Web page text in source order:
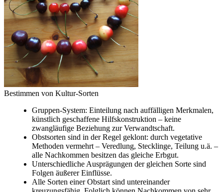
Bestimmen von Kultur-Sorten
Gruppen-System: Einteilung nach auffälligen Merkmalen,
künstlich geschaffene Hilfskonstruktion – keine
zwangläufige Beziehung zur Verwandtschaft.
Obstsorten sind in der Regel geklont: durch vegetative
Methoden vermehrt – Veredlung, Stecklinge, Teilung u.ä. –
alle Nachkommen besitzen das gleiche Erbgut.
Unterschiedliche Ausprägungen der gleichen Sorte sind
Folgen äußerer Einflüsse.
Alle Sorten einer Obstart sind untereinander